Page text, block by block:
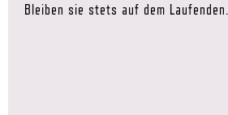
Bleiben sie stets auf dem Laufenden.